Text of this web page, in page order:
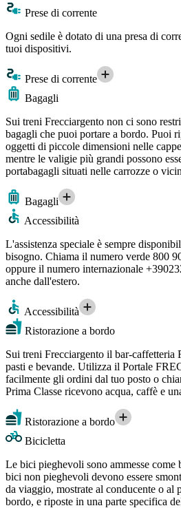
Prese di corrente
Ogni sedile è dotato di una presa di
tuoi dispositivi.
Prese di corrente
Bagagli
Sui treni Frecciargento non ci sono
bagagli che puoi portare a bordo. Puoi
oggetti di piccole dimensioni nelle
mentre le valigie più grandi possono
portabagagli situati nelle carrozze o
Bagagli
Accessibilità
L'assistenza speciale è sempre
bisogno. Chiama il numero verde 800
oppure il numero internazionale
anche dall'estero.
Accessibilità
Ristorazione a bordo
Sui treni Frecciargento il bar-caffetteria
pasti e bevande. Utilizza il Portale
facilmente gli ordini dal tuo posto o
Prima Classe ricevono acqua, caffè e
Ristorazione a bordo
Bicicletta
Le bici pieghevoli sono ammesse come
bici non pieghevoli devono essere
da viaggio, mostrate al conducente o al
bordo, e riposte in una parte specifica